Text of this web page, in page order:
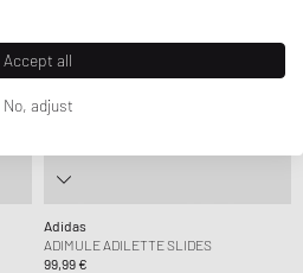
Adidas
ADIMULE ADILETTE SLIDES
99,99 €
Accept all
No, adjust